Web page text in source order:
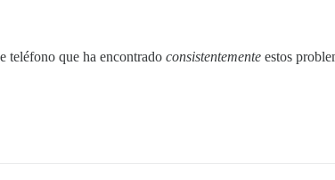
teléfono que ha encontrado consistentemente estos